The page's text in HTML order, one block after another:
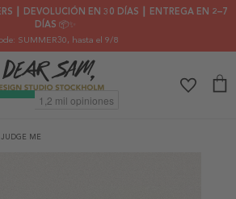
┃ DEVOLUCIÓN EN 30 DÍAS ┃ ENTREGA EN 2–7
DÍAS 📦✨
SUMMER30, hasta el 9/8
ME